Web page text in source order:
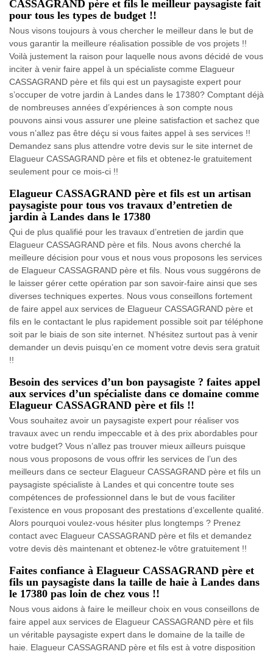
CASSAGRAND père et fils le meilleur paysagiste fait
pour tous les types de budget !!
Nous visons toujours à vous chercher le meilleur dans le but de
vous garantir la meilleure réalisation possible de vos projets !!
Voilà justement la raison pour laquelle nous avons décidé de vous
inciter à venir faire appel à un spécialiste comme Elagueur
CASSAGRAND père et fils qui est un paysagiste expert pour
s’occuper de votre jardin à Landes dans le 17380? Comptant déjà
de nombreuses années d’expériences à son compte nous
pouvons ainsi vous assurer une pleine satisfaction et sachez que
vous n’allez pas être déçu si vous faites appel à ses services !!
Demandez sans plus attendre votre devis sur le site internet de
Elagueur CASSAGRAND père et fils et obtenez-le gratuitement
seulement pour ce mois-ci !!
Elagueur CASSAGRAND père et fils est un artisan
paysagiste pour tous vos travaux d’entretien de
jardin à Landes dans le 17380
Qui de plus qualifié pour les travaux d’entretien de jardin que
Elagueur CASSAGRAND père et fils. Nous avons cherché la
meilleure décision pour vous et nous vous proposons les services
de Elagueur CASSAGRAND père et fils. Nous vous suggérons de
le laisser gérer cette opération par son savoir-faire ainsi que ses
diverses techniques expertes. Nous vous conseillons fortement
de faire appel aux services de Elagueur CASSAGRAND père et
fils en le contactant le plus rapidement possible soit par téléphone
soit par le biais de son site internet. N’hésitez surtout pas à venir
demander un devis puisqu’en ce moment votre devis sera gratuit
!!
Besoin des services d’un bon paysagiste ? faites appel
aux services d’un spécialiste dans ce domaine comme
Elagueur CASSAGRAND père et fils !!
Vous souhaitez avoir un paysagiste expert pour réaliser vos
travaux avec un rendu impeccable et à des prix abordables pour
votre budget? Vous n’allez pas trouver mieux ailleurs puisque
nous vous proposons de vous offrir les services de l’un des
meilleurs dans ce secteur Elagueur CASSAGRAND père et fils un
paysagiste spécialiste à Landes et qui concentre toute ses
compétences de professionnel dans le but de vous faciliter
l’existence en vous proposant des prestations d’excellente qualité.
Alors pourquoi voulez-vous hésiter plus longtemps ? Prenez
contact avec Elagueur CASSAGRAND père et fils et demandez
votre devis dès maintenant et obtenez-le vôtre gratuitement !!
Faites confiance à Elagueur CASSAGRAND père et
fils un paysagiste dans la taille de haie à Landes dans
le 17380 pas loin de chez vous !!
Nous vous aidons à faire le meilleur choix en vous conseillons de
faire appel aux services de Elagueur CASSAGRAND père et fils
un véritable paysagiste expert dans le domaine de la taille de
haie. Elagueur CASSAGRAND père et fils est à votre disposition